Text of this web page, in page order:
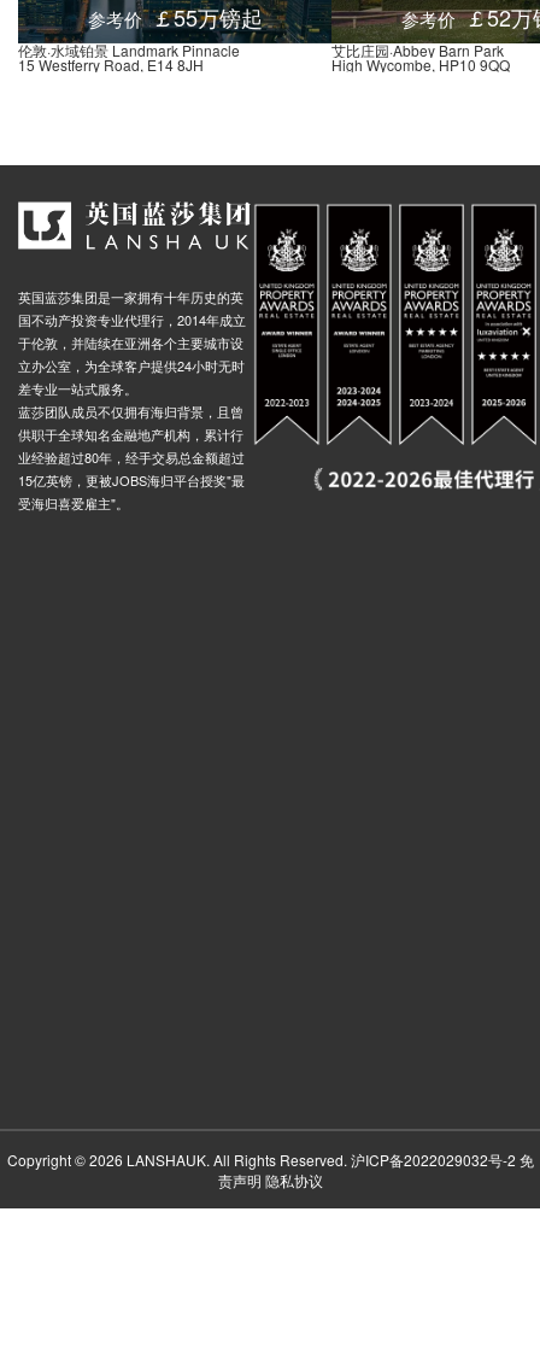
参考价 ￡55万镑起
伦敦·水域铂景 Landmark Pinnacle
15 Westferry Road, E14 8JH
参考价 ￡52万
艾比庄园·Abbey Barn Park
High Wycombe, HP10 9QQ
英国蓝莎集团是一家拥有十年历史的英
国不动产投资专业代理行，2014年成立
于伦敦，并陆续在亚洲各个主要城市设
立办公室，为全球客户提供24小时无时
差专业一站式服务。
蓝莎团队成员不仅拥有海归背景，且曾
供职于全球知名金融地产机构，累计行
业经验超过80年，经手交易总金额超过
15亿英镑，更被JOBS海归平台授奖"最
受海归喜爱雇主"。
Copyright © 2026 LANSHAUK. All Rights Reserved. 沪ICP备2022029032号-2 免
责声明 隐私协议